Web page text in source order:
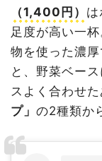
（1,400円）
足度が高い一
物を使った濃
と、野菜ベー
スよく合わせ
プ」 の2種類か